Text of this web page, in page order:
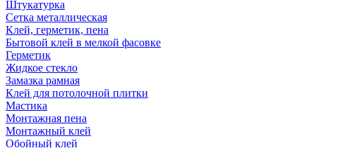
Штукатурка
Сетка металлическая
Клей, герметик, пена
Бытовой клей в мелкой фасовке
Герметик
Жидкое стекло
Замазка рамная
Клей для потолочной плитки
Мастика
Монтажная пена
Монтажный клей
Обойный клей